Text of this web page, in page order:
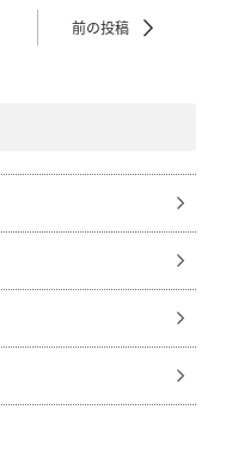
前の投稿